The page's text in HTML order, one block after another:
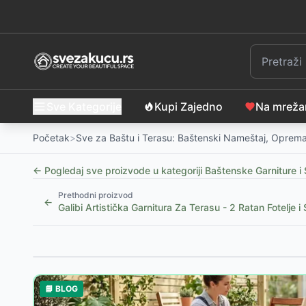
Kupi Zajedno Na
Početak>Sve za Baštu i Terasu: Baštenski Nameštaj,
← Pogledaj sve proizvode u kategoriji Baštenske Garniture i
←
Prethodni proizvod
Galibi Artistička Garnitura Za Terasu - 2 Ratan Fotelje i
Baštenski Set Lorens - Sto sa Staklom i 2 Stolice-
Baštenski Set Midnight Petal 2 - 2 Stolice i Sto sa
📘 BLOG